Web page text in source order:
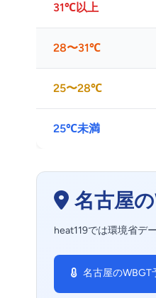
31℃以上
28〜31℃
25〜28℃
25℃未満
名古屋
heat119では環境省デ
名古屋のWBGT